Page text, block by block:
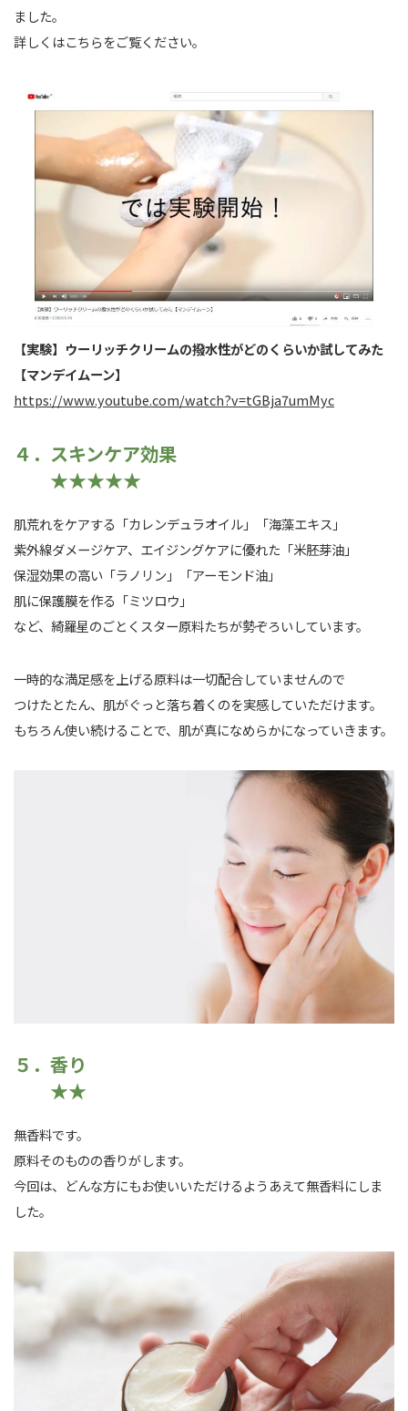
ました。
詳しくはこちらをご覧ください。
【実験】ウーリッチクリームの撥水性がどのくらいか試してみた
【マンデイムーン】
https://www.youtube.com/watch?v=tGBja7umMyc
４．スキンケア効果
★★★★★
肌荒れをケアする「カレンデュラオイル」「海藻エキス」
紫外線ダメージケア、エイジングケアに優れた「米胚芽油」
保湿効果の高い「ラノリン」「アーモンド油」
肌に保護膜を作る「ミツロウ」
など、綺羅星のごとくスター原料たちが勢ぞろいしています。
一時的な満足感を上げる原料は一切配合していませんので
つけたとたん、肌がぐっと落ち着くのを実感していただけます。
もちろん使い続けることで、肌が真になめらかになっていきます。
５．香り
★★
無香料です。
原料そのものの香りがします。
今回は、どんな方にもお使いいただけるようあえて無香料にしま
した。